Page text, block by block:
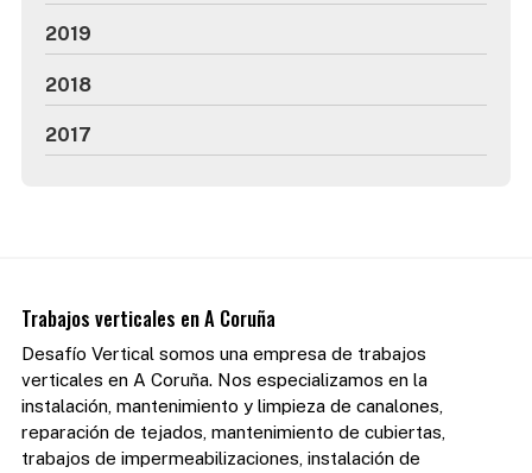
2019
2018
2017
Trabajos verticales en A Coruña
Desafío Vertical somos una empresa de trabajos
verticales en A Coruña. Nos especializamos en la
instalación, mantenimiento y limpieza de canalones,
reparación de tejados, mantenimiento de cubiertas,
trabajos de impermeabilizaciones, instalación de